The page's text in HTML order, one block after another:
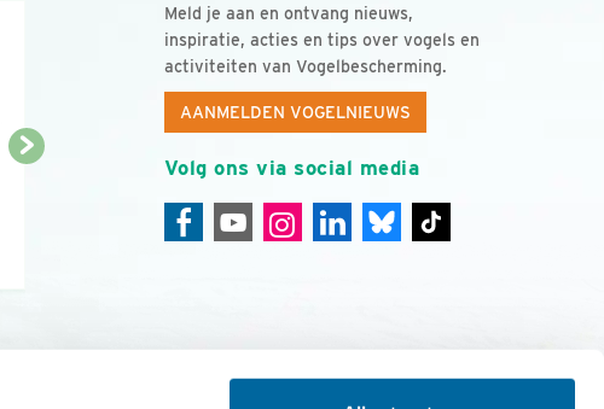
Meld je aan en ontvang nieuws,
inspiratie, acties en tips over vogels en
activiteiten van Vogelbescherming.
AANMELDEN VOGELNIEUWS
Volg ons via social media